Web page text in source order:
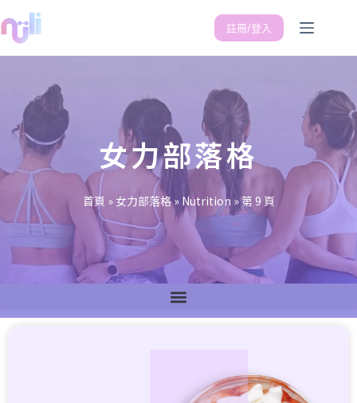
註冊/登入
女力部落格
首頁 » 女力部落格» Nutrition »第 9 頁